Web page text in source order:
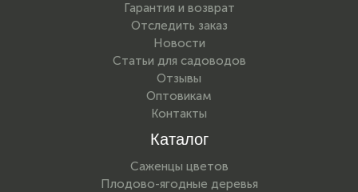
Гарантия и возврат
Отследить заказ
Новости
Статьи для садоводов
Отзывы
Оптовикам
Контакты
Каталог
Саженцы цветов
Плодово-ягодные деревья